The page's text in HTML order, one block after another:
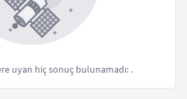
uyan hiç sonuç bulunamadı: .